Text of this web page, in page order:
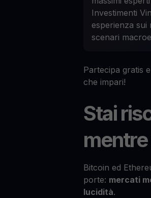
Investimenti
esperienza sui
scenari
Partecipa gratis
che impari!
Stai
Bitcoin ed
porte: mercati
lucidità.